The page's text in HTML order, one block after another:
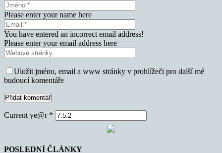
Please enter your name here
You have entered an incorrect email address!
Please enter your email address here
Uložit jméno, email a www stránky v prohlížeči pro další mé
budoucí komentáře
Current ye@r *
POSLEDNÍ ČLÁNKY